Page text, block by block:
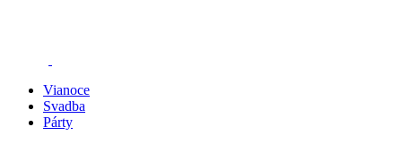
Vianoce
Svadba
Párty